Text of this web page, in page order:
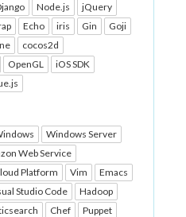
Node.js
jQuery
Echo iris Gin
Goji
cocos2d
OpenGL
iOS SDK
Windows Server
Web Service
Platform Vim
Emacs
Studio Code
Hadoop
Chef
Puppet